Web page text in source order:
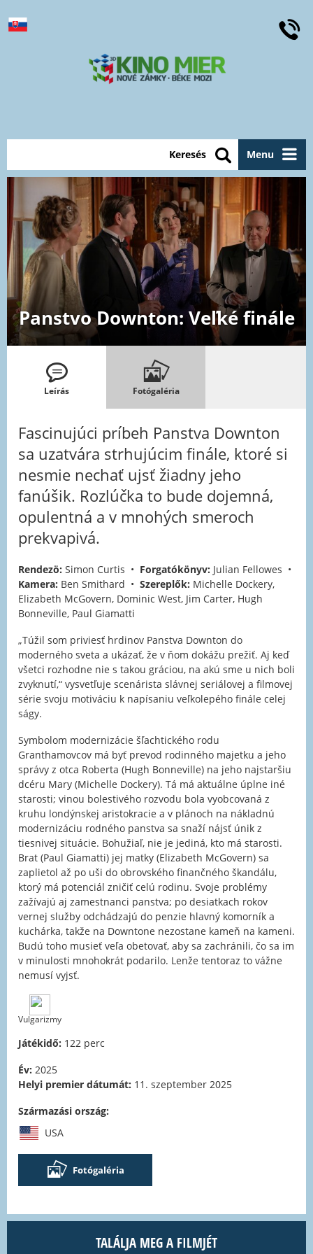
Menu
Keresés
Panstvo Downton: Veľké finále
Leírás Fotógaléria
Fascinujúci príbeh Panstva Downton
sa uzatvára strhujúcim finále, ktoré si
nesmie nechať ujsť žiadny jeho
fanúšik. Rozlúčka to bude dojemná,
opulentná a v mnohých smeroch
prekvapivá.
Rendezö: Simon Curtis • Forgatókönyv: Julian Fellowes •
Kamera: Ben Smithard • Szereplők: Michelle Dockery,
Elizabeth McGovern, Dominic West, Jim Carter, Hugh
Bonneville, Paul Giamatti
„Túžil som priviesť hrdinov Panstva Downton do
moderného sveta a ukázať, že v ňom dokážu prežiť. Aj keď
všetci rozhodne nie s takou gráciou, na akú sme u nich boli
zvyknutí,“ vysvetľuje scenárista slávnej seriálovej a filmovej
série svoju motiváciu k napísaniu veľkolepého finále celej
ságy.
Symbolom modernizácie šľachtického rodu
Granthamovcov má byť prevod rodinného majetku a jeho
správy z otca Roberta (Hugh Bonneville) na jeho najstaršiu
dcéru Mary (Michelle Dockery). Tá má aktuálne úplne iné
starosti; vinou bolestivého rozvodu bola vyobcovaná z
kruhu londýnskej aristokracie a v plánoch na nákladnú
modernizáciu rodného panstva sa snaží nájsť únik z
tiesnivej situácie. Bohužiaľ, nie je jediná, kto má starosti.
Brat (Paul Giamatti) jej matky (Elizabeth McGovern) sa
zaplietol až po uši do obrovského finančného škandálu,
ktorý má potenciál zničiť celú rodinu. Svoje problémy
zažívajú aj zamestnanci panstva; po desiatkach rokov
vernej služby odchádzajú do penzie hlavný komorník a
kuchárka, takže na Downtone nezostane kameň na kameni.
Budú toho musieť veľa obetovať, aby sa zachránili, čo sa im
v minulosti mnohokrát podarilo. Lenže tentoraz to vážne
nemusí vyjsť.
Vulgarizmy
Játékidő: 122 perc
Év: 2025
Helyi premier dátumát: 11. szeptember 2025
Származási ország:
USA
Fotógaléria
TALÁLJA MEG A FILMJÉT